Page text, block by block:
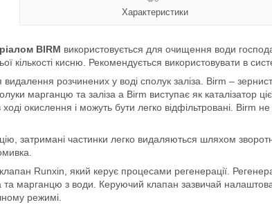
Характеристики
BIRM використовується для очищення води
кисню. Рекомендується використовувати в
розчинених у воді сполук заліза. Birm –
марганцю та заліза а Birm виступає як каталізатор
окислення і можуть бути легко відфільтровані. Birm
затримані частинки легко видаляються шляхом
Runxin, який керує процесами регенерації.
та марганцю з води. Керуючий клапан зазвичай
режимі.